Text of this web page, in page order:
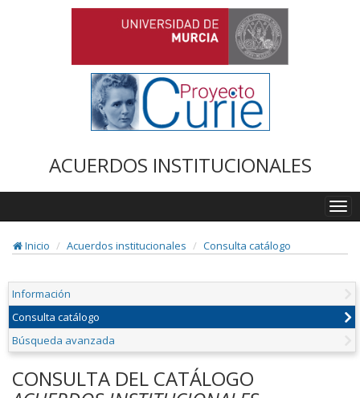
ACUERDOS INSTITUCIONALES
Inicio
Acuerdos institucionales Consulta catálogo
Información
Consulta catálogo
Búsqueda avanzada
CONSULTA DEL CATÁLOGO